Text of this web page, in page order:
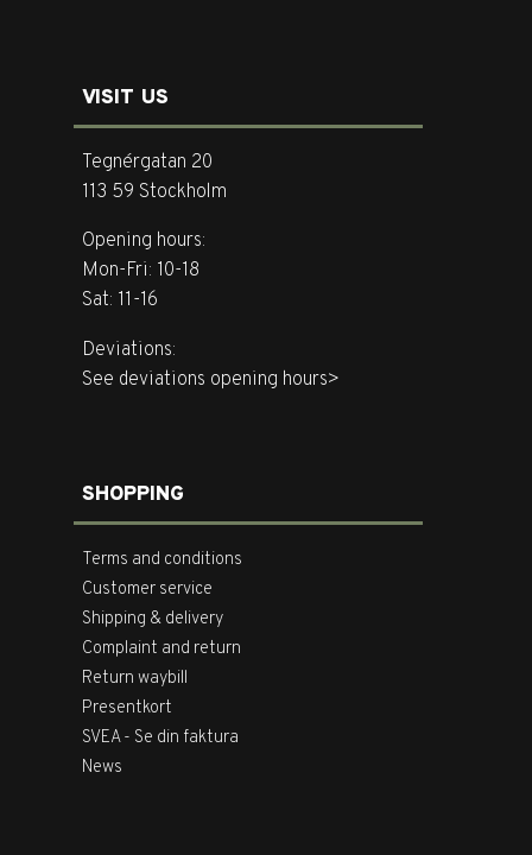
VISIT US
Tegnérgatan 20
113 59 Stockholm
Opening hours:
Mon-Fri: 10-18
Sat: 11-16
Deviations:
See deviations opening hours>
SHOPPING
Terms and conditions
Customer service
Shipping & delivery
Complaint and return
Return waybill
Presentkort
SVEA - Se din faktura
News